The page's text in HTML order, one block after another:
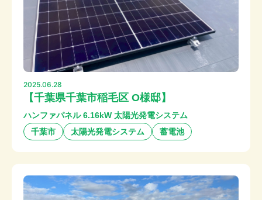
2025.06.28
【千葉県千葉市稲毛区 O様邸】
ハンファパネル 6.16kW 太陽光発電システム
千葉市
太陽光発電システム 蓄電池